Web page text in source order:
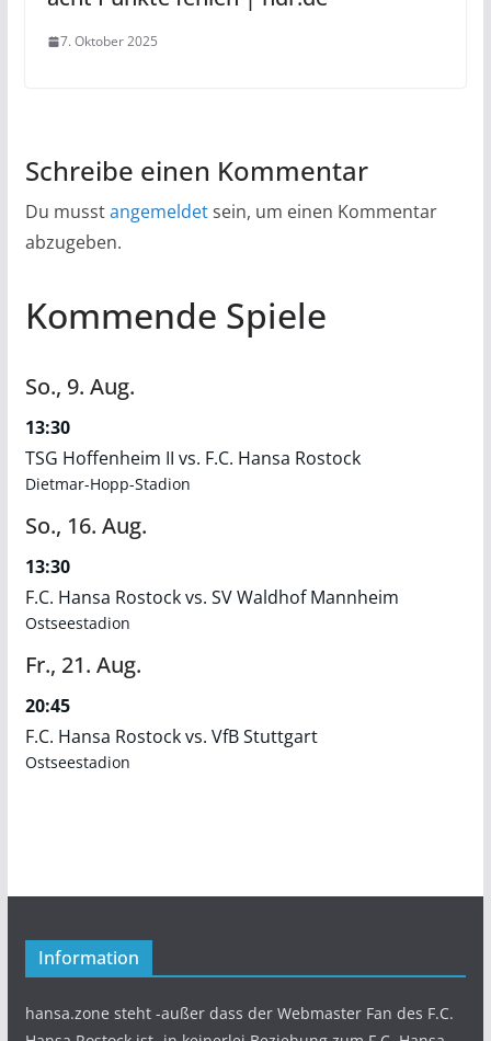
7. Oktober 2025
Schreibe einen Kommentar
Du musstangemeldetsein, um einen Kommentar
abzugeben.
Kommende Spiele
So., 9. Aug.
13:30
TSG Hoffenheim II vs. F.C. Hansa Rostock
Dietmar-Hopp-Stadion
So., 16. Aug.
13:30
F.C. Hansa Rostock vs. SV Waldhof Mannheim
Ostseestadion
Fr., 21. Aug.
20:45
F.C. Hansa Rostock vs. VfB Stuttgart
Ostseestadion
Information
hansa.zone steht -außer dass der Webmaster Fan des F.C.